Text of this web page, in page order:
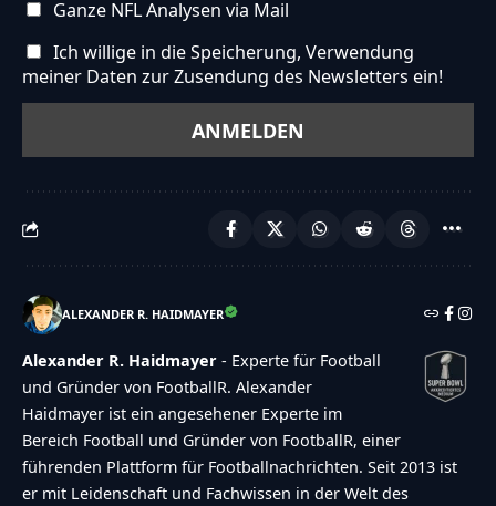
Ganze NFL Analysen via Mail
Ich willige in die Speicherung, Verwendung
meiner Daten zur Zusendung des Newsletters ein!
ALEXANDER R. HAIDMAYER
Alexander R. Haidmayer - Experte für Football
und Gründer von FootballR. Alexander
Haidmayer ist ein angesehener Experte im
Bereich Football und Gründer von FootballR, einer
führenden Plattform für Footballnachrichten. Seit 2013 ist
er mit Leidenschaft und Fachwissen in der Welt des